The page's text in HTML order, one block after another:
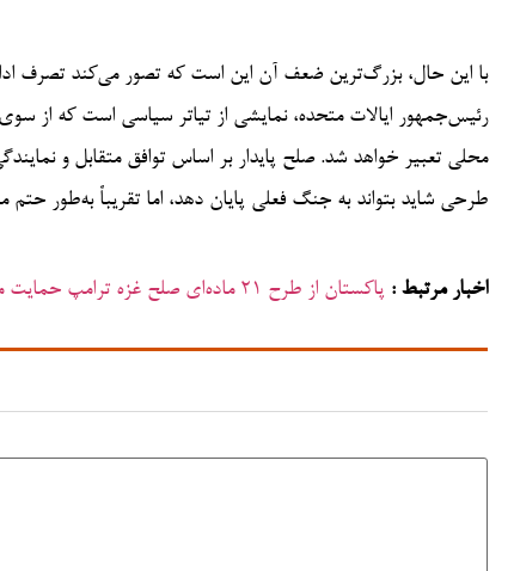
با این حال، بزرگ‌ترین ضعف آن این است که تصور می‌کند تصرف
رئیس‌جمهور ایالات متحده، نمایشی از تیاتر سیاسی است که از
محلی تعبیر خواهد شد. صلح پایدار بر اساس توافق متقابل و
طرحی شاید بتواند به جنگ فعلی پایان دهد، اما تقریباً به‌طور
اخبار مرتبط : پاکستان از طرح ۲۱ ماده‌ای صلح غزه ترامپ حمایت می‌کند